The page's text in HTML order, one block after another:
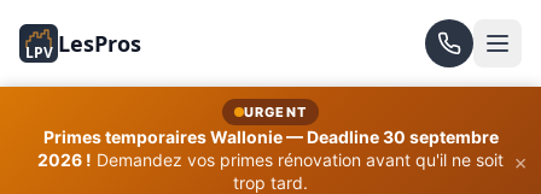
LPV LesPros
URGENT
Primes temporaires Wallonie — Deadline 30 septembre
2026 ! Demandez vos primes rénovation avant qu'il ne soit
trop tard.
×